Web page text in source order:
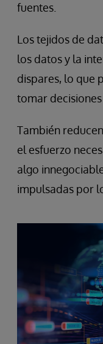
fuentes.
Los tejidos de
los datos y la
dispares, lo que
tomar
También
el esfuerzo
algo
impulsadas por